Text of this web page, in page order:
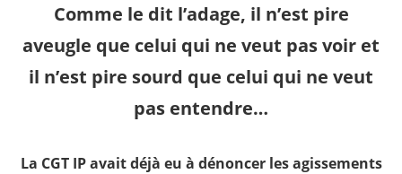
Comme le dit l’adage, il n’est pire
aveugle que celui qui ne veut pas voir et
il n’est pire sourd que celui qui ne veut
pas entendre…
La CGT IP avait déjà eu à dénoncer les agissements